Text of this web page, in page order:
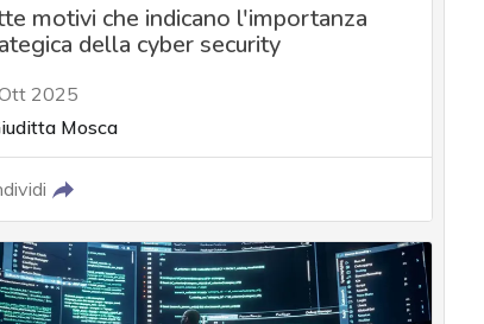
motivi che indicano l'importanza
della cyber security
2025
Mosca